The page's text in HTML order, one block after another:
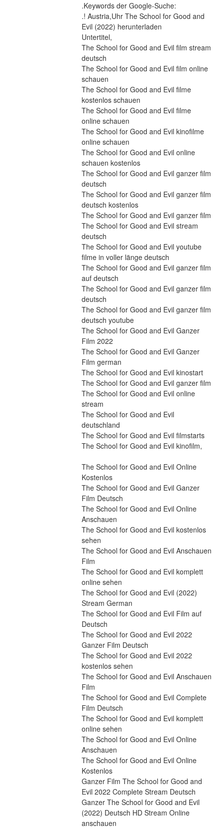
.Keywords der Google-Suche:
.! Austria,Uhr The School for Good and
Evil (2022) herunterladen
Untertitel,
The School for Good and Evil film stream
deutsch
The School for Good and Evil film online
schauen
The School for Good and Evil filme
kostenlos schauen
The School for Good and Evil filme
online schauen
The School for Good and Evil kinofilme
online schauen
The School for Good and Evil online
schauen kostenlos
The School for Good and Evil ganzer film
deutsch
The School for Good and Evil ganzer film
deutsch kostenlos
The School for Good and Evil ganzer film
The School for Good and Evil stream
deutsch
The School for Good and Evil youtube
filme in voller länge deutsch
The School for Good and Evil ganzer film
auf deutsch
The School for Good and Evil ganzer film
deutsch
The School for Good and Evil ganzer film
deutsch youtube
The School for Good and Evil Ganzer
Film 2022
The School for Good and Evil Ganzer
Film german
The School for Good and Evil kinostart
The School for Good and Evil ganzer film
The School for Good and Evil online
stream
The School for Good and Evil
deutschland
The School for Good and Evil filmstarts
The School for Good and Evil kinofilm,
The School for Good and Evil Online
Kostenlos
The School for Good and Evil Ganzer
Film Deutsch
The School for Good and Evil Online
Anschauen
The School for Good and Evil kostenlos
sehen
The School for Good and Evil Anschauen
Film
The School for Good and Evil komplett
online sehen
The School for Good and Evil (2022)
Stream German
The School for Good and Evil Film auf
Deutsch
The School for Good and Evil 2022
Ganzer Film Deutsch
The School for Good and Evil 2022
kostenlos sehen
The School for Good and Evil Anschauen
Film
The School for Good and Evil Complete
Film Deutsch
The School for Good and Evil komplett
online sehen
The School for Good and Evil Online
Anschauen
The School for Good and Evil Online
Kostenlos
Ganzer Film The School for Good and
Evil 2022 Complete Stream Deutsch
Ganzer The School for Good and Evil
(2022) Deutsch HD Stream Online
anschauen